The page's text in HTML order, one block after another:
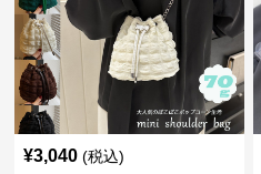
¥3,040 (税込)